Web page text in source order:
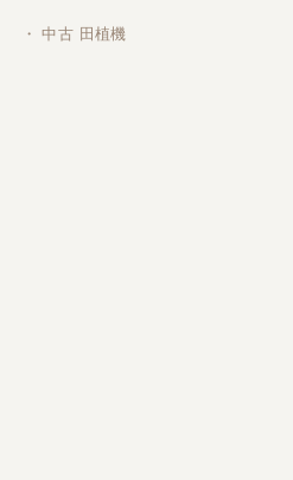
・ 中古 田植機